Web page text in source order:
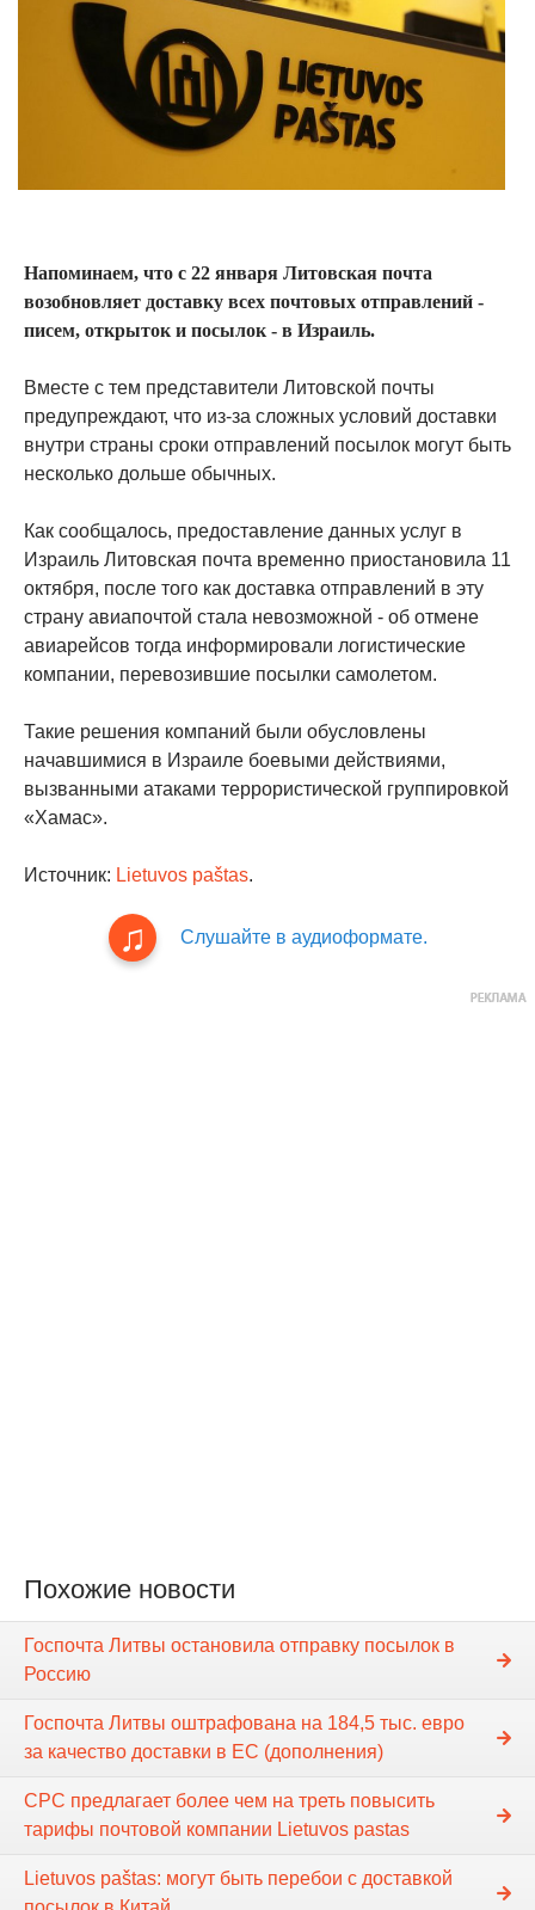
Напоминаем, что с 22 января Литовская почта
возобновляет доставку всех почтовых отправлений -
писем, открыток и посылок - в Израиль.
Вместе с тем представители Литовской почты
предупреждают, что из-за сложных условий доставки
внутри страны сроки отправлений посылок могут быть
несколько дольше обычных.
Как сообщалось, предоставление данных услуг в
Израиль Литовская почта временно приостановила 11
октября, после того как доставка отправлений в эту
страну авиапочтой стала невозможной - об отмене
авиарейсов тогда информировали логистические
компании, перевозившие посылки самолетом.
Такие решения компаний были обусловлены
начавшимися в Израиле боевыми действиями,
вызванными атаками террористической группировкой
«Хамас».
Источник: Lietuvos paštas.
Слушайте в аудиоформате.
Похожие новости
Госпочта Литвы остановила отправку посылок в
Россию
Госпочта Литвы оштрафована на 184,5 тыс. евро
за качество доставки в ЕС (дополнения)
СРС предлагает более чем на треть повысить
тарифы почтовой компании Lietuvos pastas
Lietuvos paštas: могут быть перебои с доставкой